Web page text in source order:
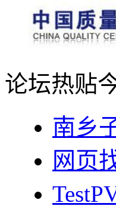
论坛热贴
南乡
网页